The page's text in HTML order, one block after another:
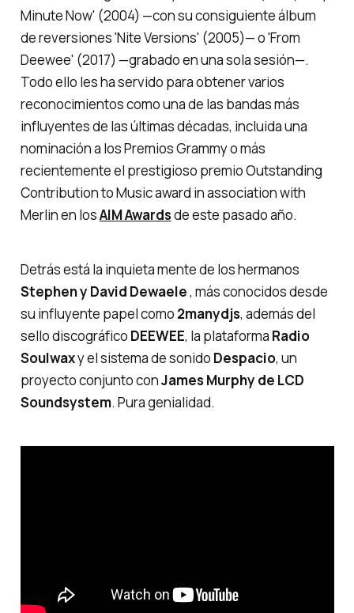
Minute Now' (2004) —con su consiguiente álbum
de reversiones'Nite Versions' (2005)— o'From
Deewee' (2017) —grabado en una sola sesión—.
Todo ello les ha servido para obtener varios
reconocimientos como una de las bandas más
influyentes de las últimas décadas, incluida una
nominación a los Premios Grammy o más
recientemente el prestigioso premioOutstanding
Contribution to Music award in association with
Merlinen losAIM Awardsde este pasado año.
Detrás está la inquieta mente de los hermanos
Stephen y David Dewaele, más conocidos desde
su influyente papel como 2manydjs, además del
sello discográfico DEEWEE, la plataforma Radio
Soulwaxy el sistema de sonido Despacio, un
proyecto conjunto conJames Murphy de LCD
Soundsystem. Pura genialidad.